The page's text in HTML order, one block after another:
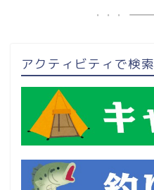
アクティビティで検索